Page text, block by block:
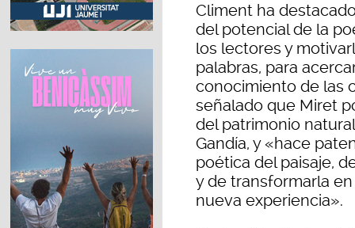
Climent ha
del potencial de la
los lectores y
palabras, para
conocimiento de las
señalado que Miret
del patrimonio
Gandía, y «hace
poética del paisaje,
y de transformarla
nueva experiencia».